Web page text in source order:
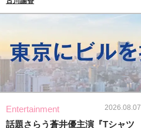
Entertainment 2026.08.07
話題さらう蒼井優主演『Tシャツ